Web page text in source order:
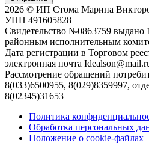
2026 © ИП Стома Марина
УНП 491605828
Свидетельство №0863759 выдано
районным исполнительным
Дата регистрации в Торговом
электронная почта
Рассмотрение обращений
8(033)6500955, 8(029)8359997,
8(02345)31653
Политика
Обработка персональных
Положение о cookie-файлах